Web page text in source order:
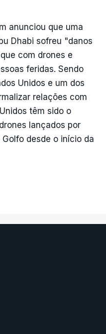
anunciou que uma
Dhabi sofreu "danos
com drones e
feridas. Sendo
Unidos e um dos
relações com
têm sido o
lançados por
desde o início da